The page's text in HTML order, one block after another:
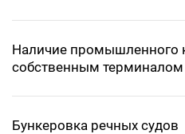
Наличие промышленного
собственным терминалом
Бункеровка речных судов